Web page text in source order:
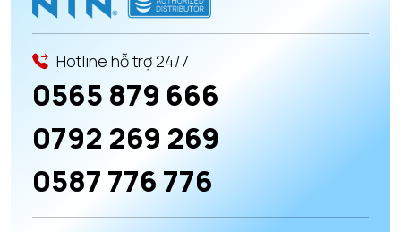
Hotline hỗ trợ 24/7
0565 879 666
0792 269 269
0587 776 776